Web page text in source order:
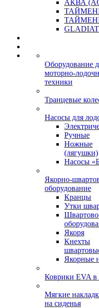
АКВА
Оборудование
моторно-
техники
Транцевые
Насосы для
Ручные
Ножные
(лягушки)
Насосы
Якорно-
оборудование
Кранцы
Утки
Якоря
Кнехты
Якорные
Коврики EVA в
Мягкие
на сиденья